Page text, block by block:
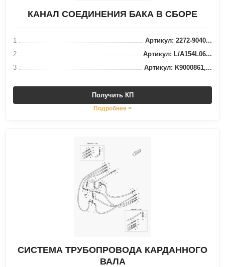
КАНАЛ СОЕДИНЕНИЯ БАКА В СБОРЕ
1
Артикул: 2272-9040...
2
Артикул: L/A154L06...
3
Артикул: K9000861,...
Получить КП
Подробнее >
СИСТЕМА ТРУБОПРОВОДА КАРДАННОГО
ВАЛА